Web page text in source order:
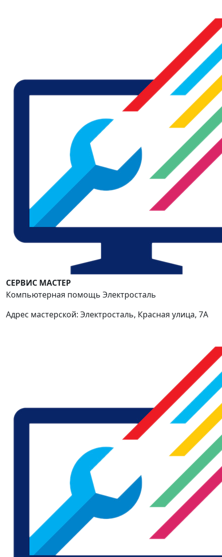
СЕРВИС МАСТЕР
Компьютерная помощь Электросталь
Адрес мастерской: Электросталь, Красная улица, 7А